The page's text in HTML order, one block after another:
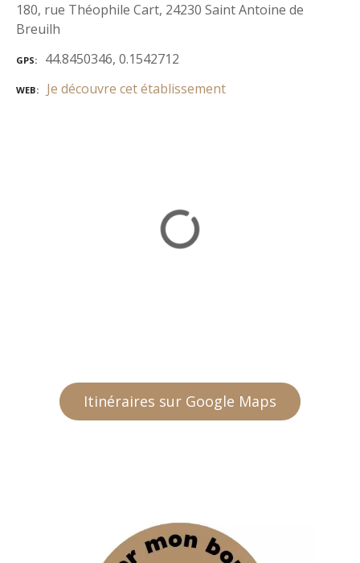
180, rue Théophile Cart, 24230 Saint Antoine de
Breuilh
GPS 44.8450346, 0.1542712
WEB Je découvre cet établissement
Itinéraires sur Google Maps